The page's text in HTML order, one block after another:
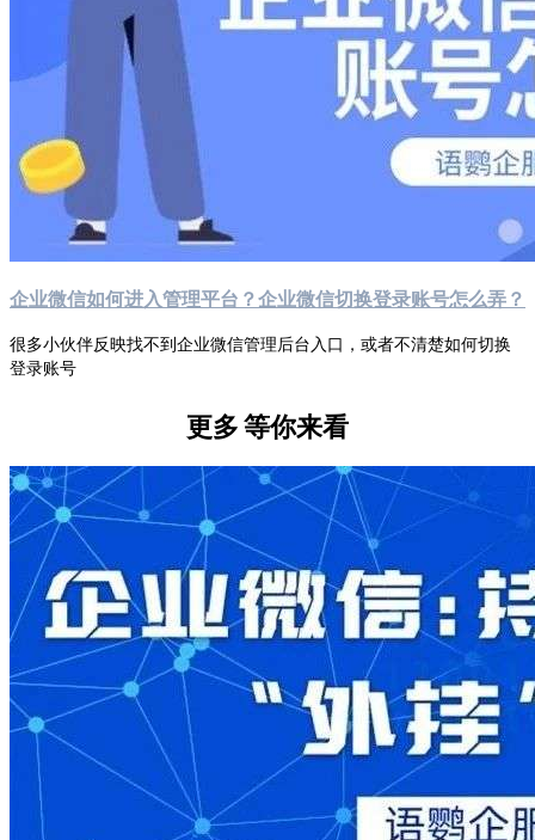
企业微信如何进入管理平台？企业微信切换登录账号怎么弄？
很多小伙伴反映找不到企业微信管理后台入口，或者不清楚如何切换
登录账号
更多等你来看